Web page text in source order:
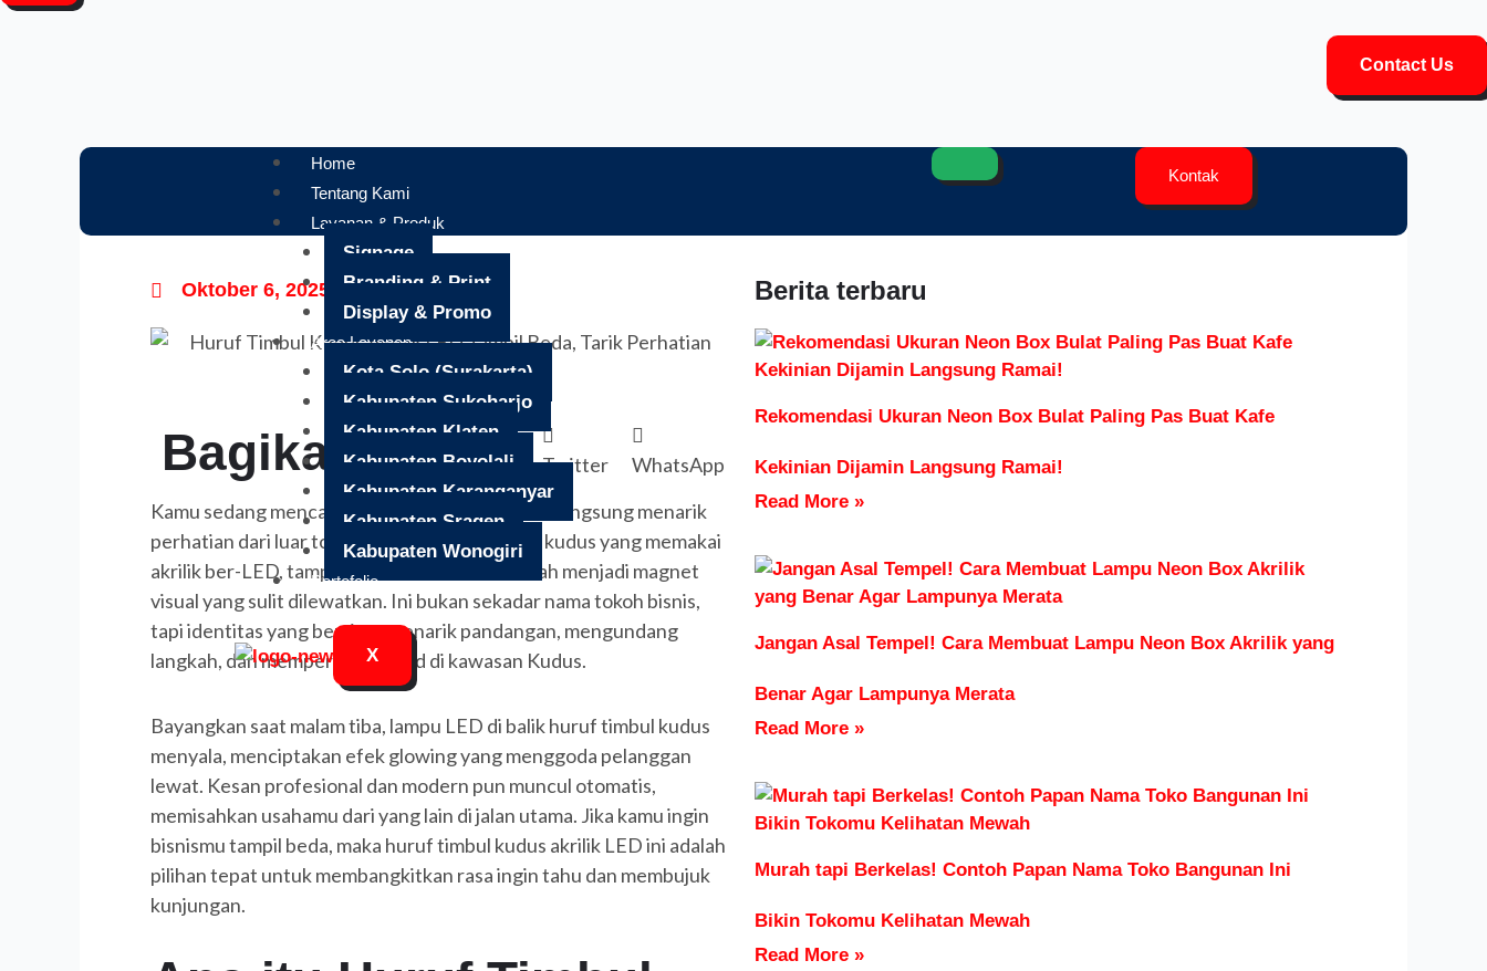
Contact Us
Home
Tentang Kami
Layanan & Produk
Signage
Branding & Print
Display & Promo
Area Layanan
Kota Solo (Surakarta)
Kabupaten Sukoharjo
Kabupaten Klaten
Kabupaten Boyolali
Kabupaten Karanganyar
Kabupaten Sragen
Kabupaten Wonogiri
Portofolio
X
Kontak
Oktober 6, 2025 9:08 pm
Bagikan FacebookTwitter
WhatsApp
Kamu sedang mencari cara agar bisnis di Kudus langsung menarik
perhatian dari luar toko? Dengan huruf timbul kudus yang memakai
akrilik ber-LED, tampilan fasadmu akan berubah menjadi magnet
visual yang sulit dilewatkan. Ini bukan sekadar nama tokoh bisnis,
tapi identitas yang bersinar menarik pandangan, mengundang
langkah, dan memperkuat brand di kawasan Kudus.
Bayangkan saat malam tiba, lampu LED di balik huruf timbul kudus
menyala, menciptakan efek glowing yang menggoda pelanggan
lewat. Kesan profesional dan modern pun muncul otomatis,
memisahkan usahamu dari yang lain di jalan utama. Jika kamu ingin
bisnismu tampil beda, maka huruf timbul kudus akrilik LED ini adalah
pilihan tepat untuk membangkitkan rasa ingin tahu dan membujuk
kunjungan.
Berita terbaru
Rekomendasi Ukuran Neon Box Bulat Paling Pas Buat Kafe
Kekinian Dijamin Langsung Ramai!
Read More »
Jangan Asal Tempel! Cara Membuat Lampu Neon Box Akrilik yang
Benar Agar Lampunya Merata
Read More »
Murah tapi Berkelas! Contoh Papan Nama Toko Bangunan Ini
Bikin Tokomu Kelihatan Mewah
Read More »